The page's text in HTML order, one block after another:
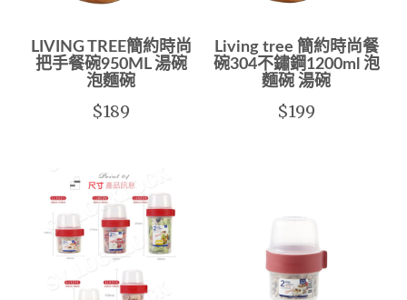
LIVING TREE簡約時尚
把手餐碗950ML 湯碗
泡麵碗
$189
Living tree 簡約時尚餐
碗304不鏽鋼1200ml 泡
麵碗 湯碗
$199